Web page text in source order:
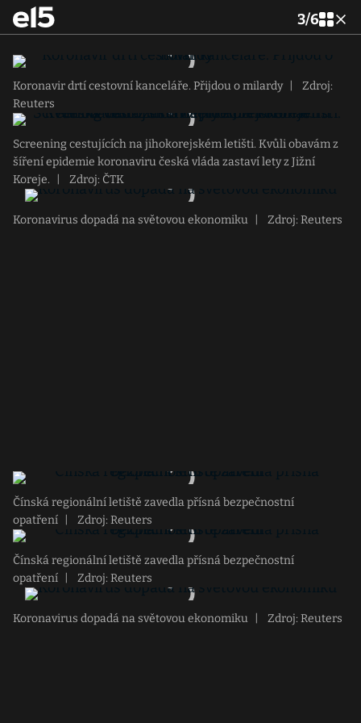
3/6
Koronavir drtí cestovní kanceláře. Přijdou o milardy
Zdroj:
Reuters
Screening cestujících na jihokorejském letišti. Kvůli obavám z
šíření epidemie koronaviru česká vláda zastaví lety z Jižní
Koreje.
Zdroj: ČTK
Koronavirus dopadá na světovou ekonomiku Zdroj: Reuters
Čínská regionální letiště zavedla přísná bezpečnostní
opatření
Zdroj: Reuters
Čínská regionální letiště zavedla přísná bezpečnostní
opatření
Zdroj: Reuters
Koronavirus dopadá na světovou ekonomiku Zdroj: Reuters